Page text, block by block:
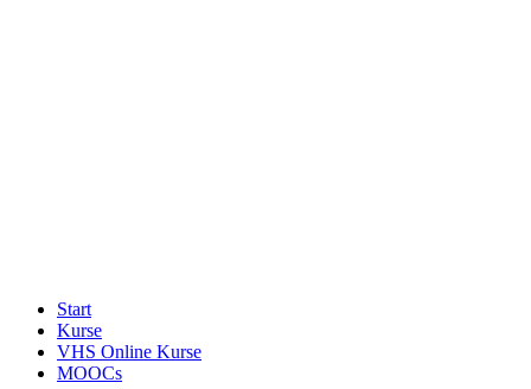
Start
Kurse
VHS Online Kurse
MOOCs